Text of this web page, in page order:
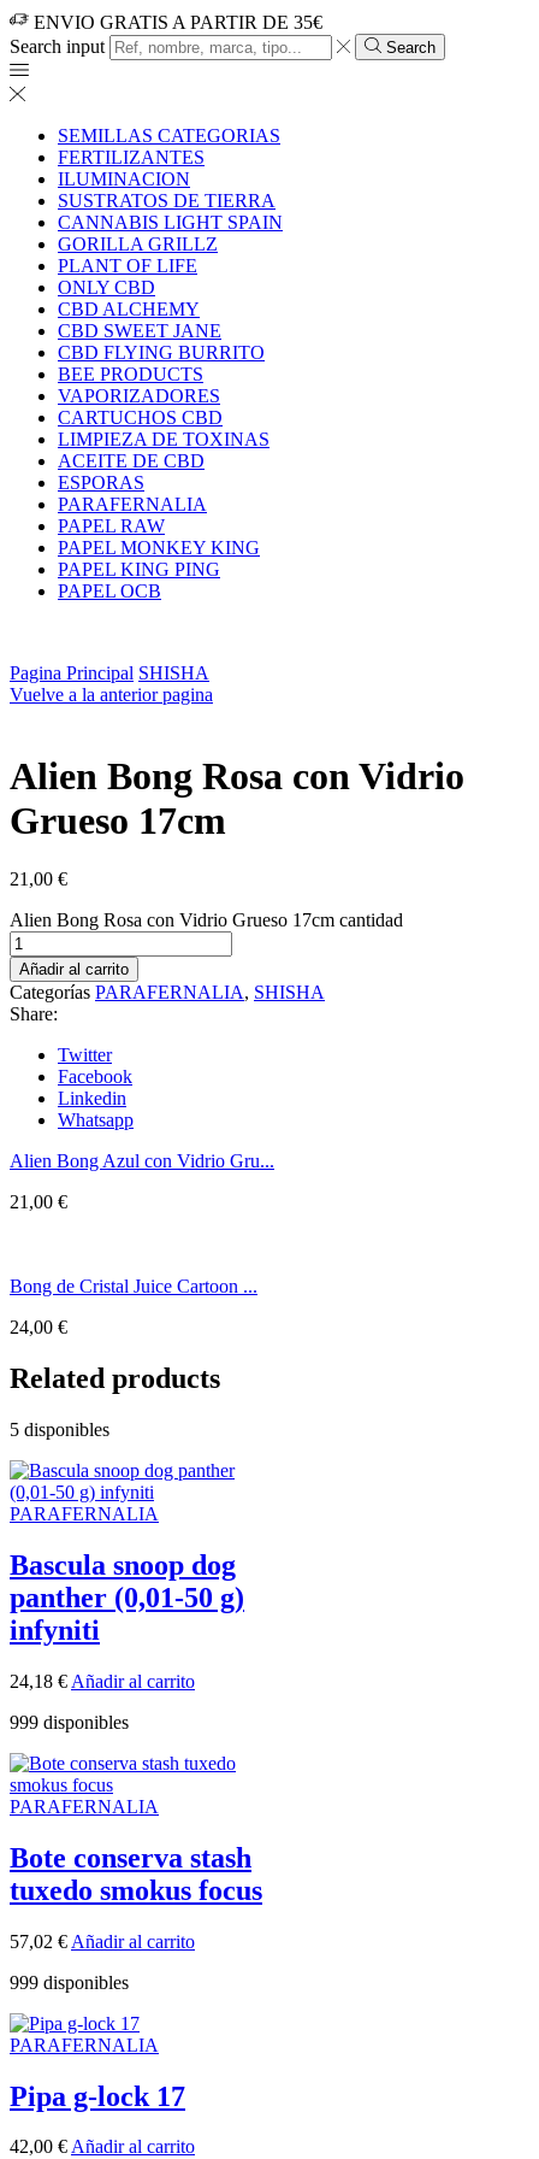
ENVIO GRATIS A PARTIR DE 35€
Search input
Search
SEMILLAS CATEGORIAS
FERTILIZANTES
ILUMINACION
SUSTRATOS DE TIERRA
CANNABIS LIGHT SPAIN
GORILLA GRILLZ
PLANT OF LIFE
ONLY CBD
CBD ALCHEMY
CBD SWEET JANE
CBD FLYING BURRITO
BEE PRODUCTS
VAPORIZADORES
CARTUCHOS CBD
LIMPIEZA DE TOXINAS
ACEITE DE CBD
ESPORAS
PARAFERNALIA
PAPEL RAW
PAPEL MONKEY KING
PAPEL KING PING
PAPEL OCB
Pagina Principal SHISHA
Vuelve a la anterior pagina
Alien Bong Rosa con Vidrio
Grueso 17cm
21,00 €
Alien Bong Rosa con Vidrio Grueso 17cm cantidad
Añadir al carrito
Categorías PARAFERNALIA, SHISHA
Share:
Twitter
Facebook
Linkedin
Whatsapp
Alien Bong Azul con Vidrio Gru...
21,00 €
Bong de Cristal Juice Cartoon ...
24,00 €
Related products
5 disponibles
PARAFERNALIA
Bascula snoop dog
panther (0,01-50 g)
infyniti
24,18 € Añadir al carrito
999 disponibles
PARAFERNALIA
Bote conserva stash
tuxedo smokus focus
57,02 € Añadir al carrito
999 disponibles
PARAFERNALIA
Pipa g-lock 17
42,00 €Añadir al carrito